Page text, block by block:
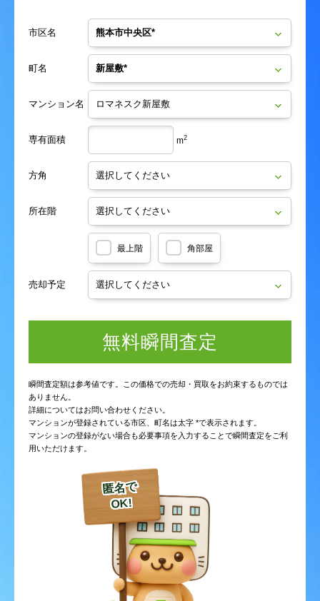
市区名
町名
マンション名
専有面積 m2
方角
所在階
最上階 角部屋
売却予定
無料瞬間査定
瞬間査定額は参考値です。この価格での売却・買取をお約束するものでは
ありません。
詳細についてはお問い合わせください。
マンションが登録されている市区、町名は太字 *で表示されます。
マンションの登録がない場合も必要事項を入力することで瞬間査定をご利
用いただけます。